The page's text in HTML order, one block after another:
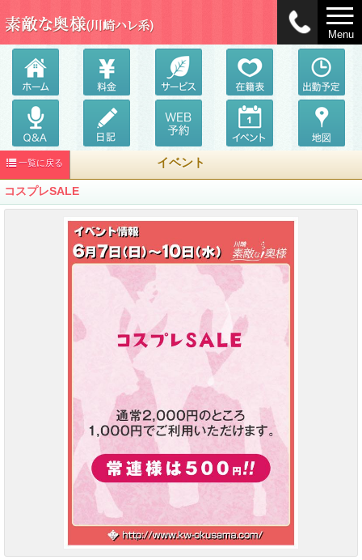
Menu
イベント
一覧に戻る
コスプレSALE